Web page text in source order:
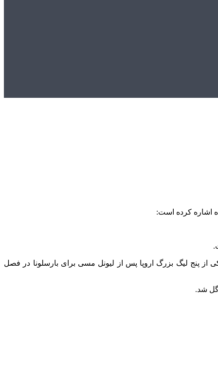
اشاره کرده است:
یکی از پنج لیگ بزرگ اروپا پس از لیونل مسی برای بارسلونا در فصل